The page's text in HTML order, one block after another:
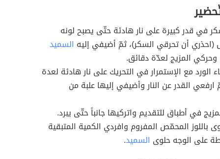
في قدر كبيرة على نار هادئة حتّى يصبح لونه
(احذري أن تحرقي السكر)، ثمّ أضيفي إليه السميد
وحركي المزيج لعدّة دقائق.
الورد مع الإستمرار في التحريك على نار هادئة لعدة
ارفعي القدر عن النار وأضيفي إليها علبة من
في أطباق للتقديم واتركيها جانباً حتّى يبرد.
باللوز المحمّص المفروم وافردي الكمية المتبقية
على الوجه حلوى السميد.